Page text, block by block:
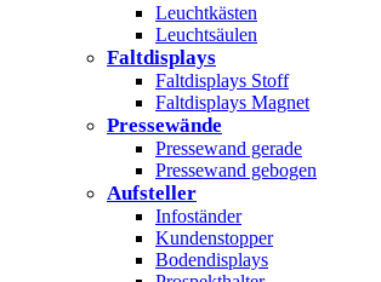
Leuchtkästen
Leuchtsäulen
Faltdisplays
Faltdisplays Stoff
Faltdisplays Magnet
Pressewände
Pressewand gerade
Pressewand gebogen
Aufsteller
Infoständer
Kundenstopper
Bodendisplays